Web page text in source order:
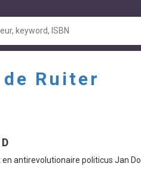
Ruiter
antirevolutionaire politicus Jan